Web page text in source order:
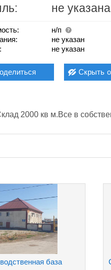
не указана
н/п
не указан
не указан
Скрыть
2000 кв м.Все в
база